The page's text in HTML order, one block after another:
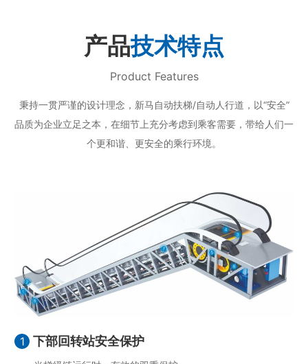
产品技术特点
Product Features
秉持一贯严谨的设计理念，新马自动扶梯/自动人行道，以“安全”
品质为企业立足之本，在细节上充分考虑到乘客需要，带给人们一
个更和谐、更安全的乘行环境。
1 下部回转站安全保护